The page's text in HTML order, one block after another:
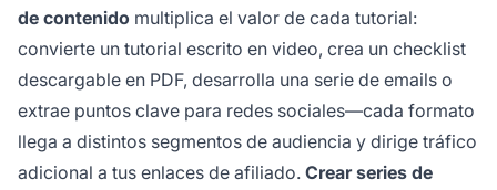
de contenido multiplica el valor de cada tutorial:
convierte un tutorial escrito en video, crea un checklist
descargable en PDF, desarrolla una serie de emails o
extrae puntos clave para redes sociales—cada formato
llega a distintos segmentos de audiencia y dirige tráfico
adicional a tus enlaces de afiliado. Crear series de